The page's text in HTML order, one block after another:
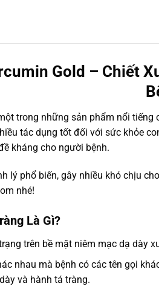
Gold – Chiết
trong những sản phẩm nổi
tác dụng tốt đối với sức khỏe
kháng cho người bệnh.
lý phổ biến, gây nhiều khó chịu
nhé!
Là Gì?
trên bề mặt niêm mạc dạ dày
nhau mà bệnh có các tên gọi
và hành tá tràng.